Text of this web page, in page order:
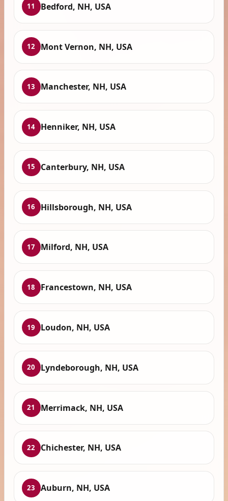
11 Bedford, NH, USA
12 Mont Vernon, NH, USA
13 Manchester, NH, USA
14 Henniker, NH, USA
15 Canterbury, NH, USA
16 Hillsborough, NH, USA
17 Milford, NH, USA
18 Francestown, NH, USA
19 Loudon, NH, USA
20 Lyndeborough, NH, USA
21 Merrimack, NH, USA
22 Chichester, NH, USA
23 Auburn, NH, USA